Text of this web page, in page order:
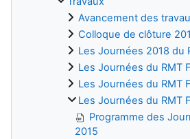
Avancement des
Colloque de clôture
Les Journées 2018 du
Les Journées du RMT
Les Journées du RMT
Les Journées du RMT
Programme des
2015